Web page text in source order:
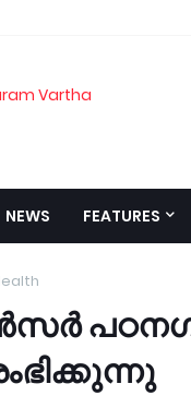
Vartha
NEWS FEATURES